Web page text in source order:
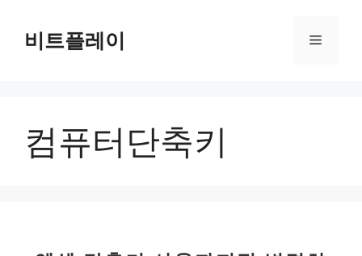
비트플레이 메
컴퓨터단축키